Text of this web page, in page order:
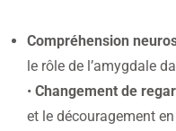
Compréhension
le rôle de l’amygdale
• Changement de
et le découragement